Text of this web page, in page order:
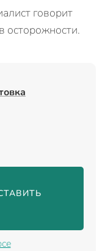
говорит
осторожности.
ОСТАВИТЬ